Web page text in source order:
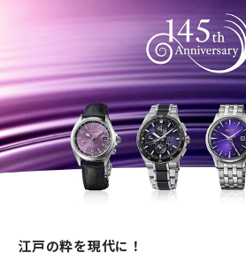
江戸の粋を現代に！